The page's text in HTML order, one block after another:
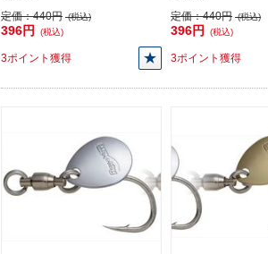
定価：440円 (税込)
396円 (税込)
3ポイント獲得
定価：440円 (税込)
396円 (税込)
3ポイント獲得